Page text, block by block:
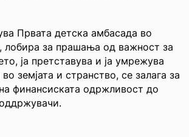
Првата детска амбасада во
лобира за прашања од важност за
ја претставува и ја умрежува
во земјата и странство, се залага за
финансиската одржливост до